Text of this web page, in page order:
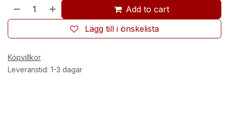
Add to cart
Lägg till i önskelista
Köpvillkor
Leveranstid: 1-3 dagar